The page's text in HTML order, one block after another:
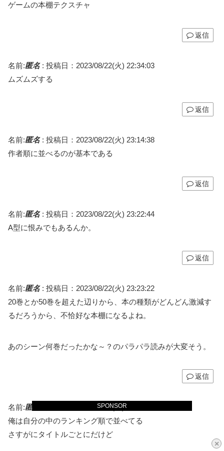
×
SPONSOR
ゲームの本棚テクスチャ
返信
名前:匿名: 投稿日：2023/08/22(火) 22:34:03
ムズムズする
返信
名前:匿名: 投稿日：2023/08/22(火) 23:14:38
作者順に並べるのが基本である
返信
名前:匿名: 投稿日：2023/08/22(火) 23:22:44
A型に恨みでもあるんか。
返信
名前:匿名: 投稿日：2023/08/22(火) 23:23:22
20巻とか50巻を超えた辺りから、本の種類がどんどん激減す
るだろうから、不恰好な本棚になるよね。
あのシーン何巻だったかな～？のパラパラ読みが大変そう。
返信
名前:匿名
投稿日：2023/08/22(火) 23:45:19
俺は自分の中のランキング順で並べてる
さすがにタイトルごとにだけど